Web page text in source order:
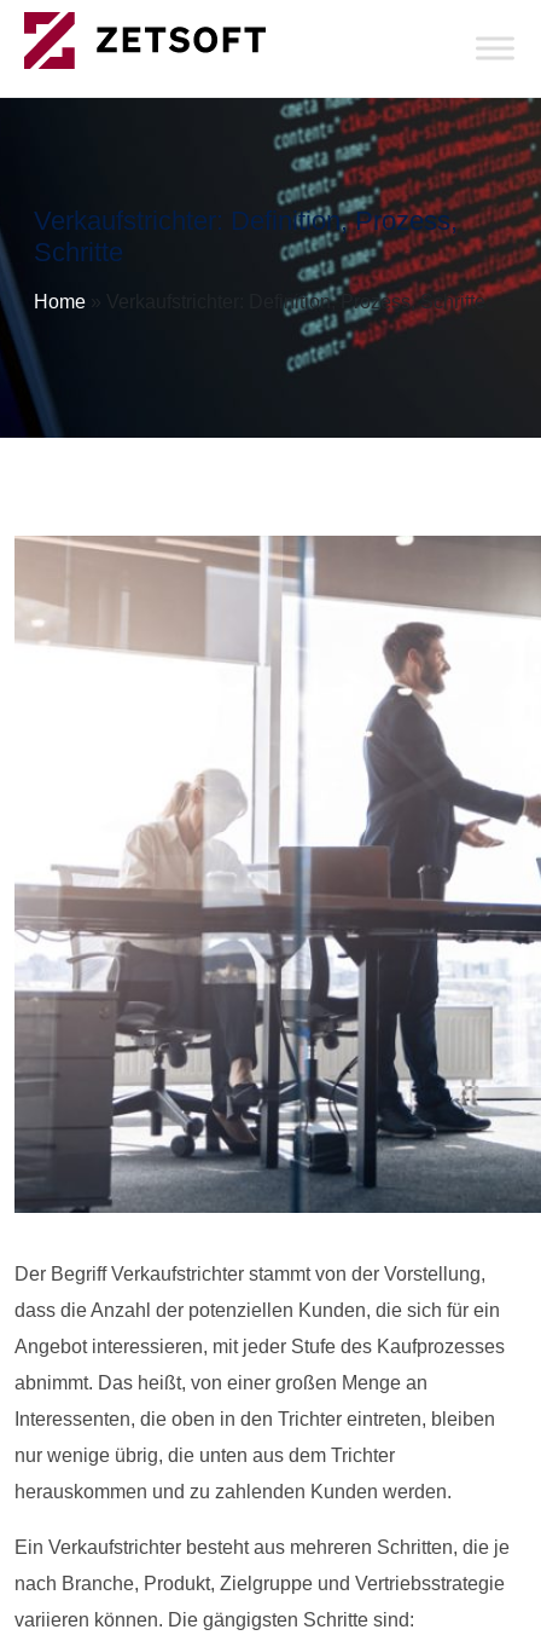
Verkaufstrichter: Definition, Prozess,
Schritte
Home » Verkaufstrichter: Definition, Prozess, Schritte
Der Begriff Verkaufstrichter stammt von der Vorstellung,
dass die Anzahl der potenziellen Kunden, die sich für ein
Angebot interessieren, mit jeder Stufe des Kaufprozesses
abnimmt. Das heißt, von einer großen Menge an
Interessenten, die oben in den Trichter eintreten, bleiben
nur wenige übrig, die unten aus dem Trichter
herauskommen und zu zahlenden Kunden werden.
Ein Verkaufstrichter besteht aus mehreren Schritten, die je
nach Branche, Produkt, Zielgruppe und Vertriebsstrategie
variieren können. Die gängigsten Schritte sind: